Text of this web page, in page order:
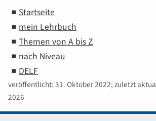
Startseite
mein Lehrbuch
Themen von A bis Z
nach Niveau
DELF
veröffentlicht: 31. Oktober 2022; zuletzt
2026